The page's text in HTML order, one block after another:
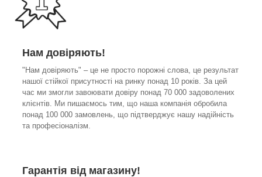
Нам довіряють!
"Нам довіряють" – це не просто порожні слова, це результат
нашої стійкої присутності на ринку понад 10 років. За цей
час ми змогли завоювати довіру понад 70 000 задоволених
клієнтів. Ми пишаємось тим, що наша компанія обробила
понад 100 000 замовлень, що підтверджує нашу надійність
та професіоналізм.
Гарантія від магазину!